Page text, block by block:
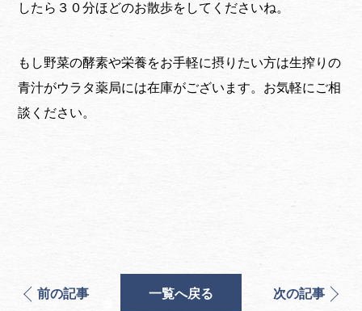
したら３０分ほどのお散歩をしてくださいね。
もし野菜の酵素や栄養をお手軽に摂りたい方は生搾りの
青汁がウラタ薬局には在庫がございます。お気軽にご相
談ください。
前の記事 一覧へ戻る 次の記事